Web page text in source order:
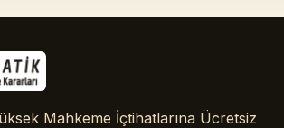
Mahkeme İçtihatlarına Ücretsiz